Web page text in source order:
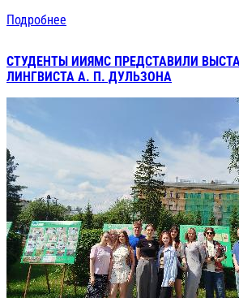
Подробнее
СТУДЕНТЫ ИИЯМС ПРЕДСТАВИЛИ
ЛИНГВИСТА А. П. ДУЛЬЗОНА